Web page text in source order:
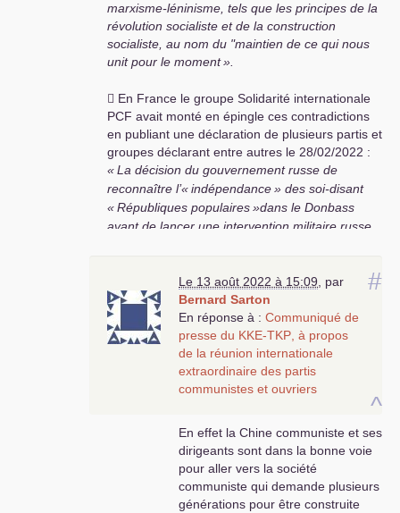
marxisme-léninisme, tels que les principes de la
révolution socialiste et de la construction
socialiste, au nom du "maintien de ce qui nous
unit pour le moment».
 En France le groupe Solidarité internationale
PCF avait monté en épingle ces contradictions
en publiant une déclaration de plusieurs partis et
groupes déclarant entre autres le 28/02/2022 :
«La décision du gouvernement russe de
reconnaître l’«indépendance» des soi-disant
«Républiques populaires»dans le Donbass
avant de lancer une intervention militaire russe
l’Ukraine n’a pas été prise dans le but de
protéger le peuple de la région ou d’obtenir la
paix, mais de promouvoir les intérêts des
monopoles russes en territoire ukrainien dans
leur compétition acharnée face aux monopoles
»
Et écrivant aussi le 27/06/2022 :
russes et chinois dans leur compétition avec les
monopoles occidentaux qui ont tous transformé
le peuple ukrainien en «
punching ball
Or le compte-rendu ci-dessus dit que :
#
^
Le 13 août 2022 à 15:09
par
Bernard Sarton
En réponse à : Communiqué de
presse du KKE-TKP , à propos
de la réunion internationale
extraordinaire des partis
communistes et ouvriers
En effet la Chine communiste et ses
dirigeants sont dans la bonne voie
pour aller vers la société
communiste qui demande plusieurs
générations pour être construite